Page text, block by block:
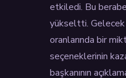
etkiledi. Bu
yükseltti. Gelecek
oranlarında bir
seçeneklerinin
başkanının